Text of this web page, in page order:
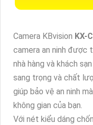
Camera KBvision KX-
camera an ninh được
nhà hàng và khách
sang trọng và chất
giúp bảo vệ an ninh
không gian của bạn.
Với nét kiểu dáng